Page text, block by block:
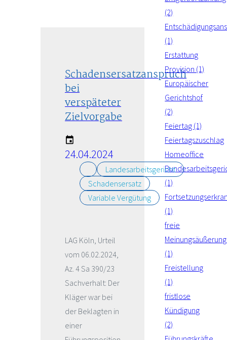
Schadensersatzanspruch
bei
verspäteter
Zielvorgabe
24.04.2024
Landesarbeitsgericht
Schadensersatz
Variable Vergütung
LAG Köln, Urteil
vom 06.02.2024,
Az. 4 Sa 390/23
Sachverhalt: Der
Kläger war bei
der Beklagten in
einer
(2)
(1)
Erstattung
Provision (1)
Europäischer
Gerichtshof
(2)
Feiertag (1)
Feiertagszuschlag
Homeoffice
(1)
(1)
freie
Meinungsäußerung
(1)
Freistellung
(1)
fristlose
Kündigung
(2)